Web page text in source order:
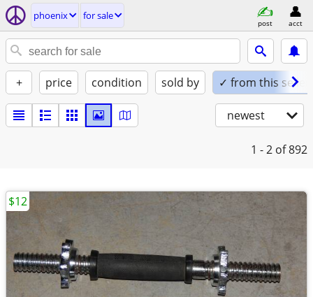
phoenix for sale
post acct
+ price condition sold by ✓ from this seller
newest
1 - 2 of 892
$12